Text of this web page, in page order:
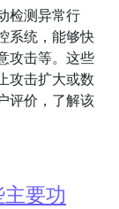
检测异常行
系统，能够快
攻击等。这些
攻击扩大或数
评价，了解该
要功